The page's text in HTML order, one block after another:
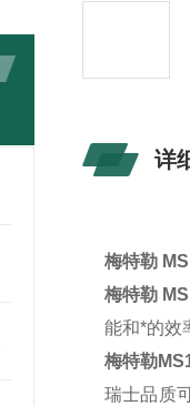
详
梅特勒
梅特勒
能和*的效
梅特勒
瑞士品质